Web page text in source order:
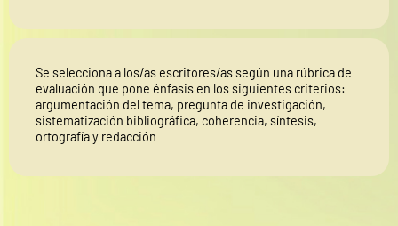
Se selecciona a los/as escritores/as según una rúbrica de
evaluación que pone énfasis en los siguientes criterios:
argumentación del tema, pregunta de investigación,
sistematización bibliográfica, coherencia, síntesis,
ortografía y redacción